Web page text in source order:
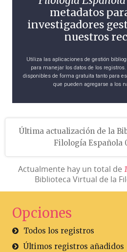
metadatos
investigadores
nuestros
Utiliza las aplicaciones de gestión
para manejar los datos de los
disponibles de forma gratuita tanto para
que pueden agregarse a los
Última actualización de la
Filología Española
Actualmente hay un total de 1
Biblioteca Virtual de la
Opciones
Todos los registros
Últimos registros añadidos